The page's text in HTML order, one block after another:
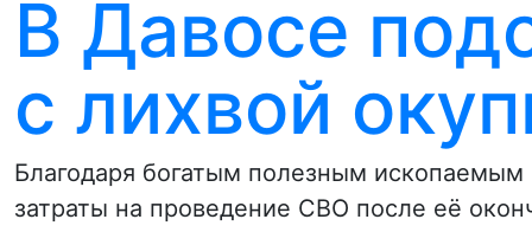
В Давосе
с лихвой
Благодаря богатым полезным ископаемым
затраты на проведение СВО после её